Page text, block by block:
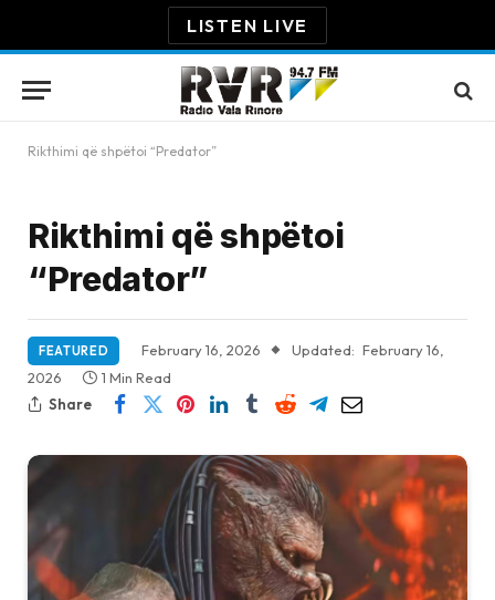
LISTEN LIVE
Rikthimi që shpëtoi “Predator”
Rikthimi që shpëtoi
“Predator”
FEATURED February 16, 2026 Updated: February 16,
2026
1 Min Read
Share